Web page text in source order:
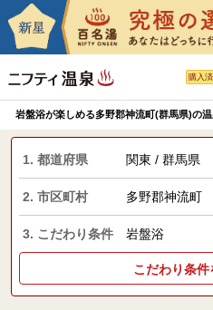
購入
岩盤浴が楽しめる多野郡神流町(群馬県)の
1. 都道府県 関東 / 群馬県
2. 市区町村 多野郡神流町
3. こだわり条件 岩盤浴
こだわり条件